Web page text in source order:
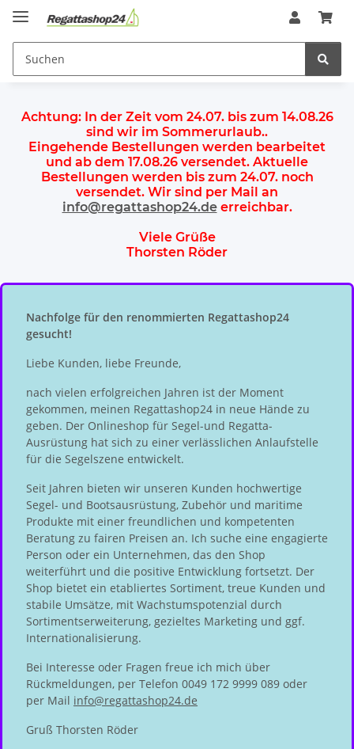
Achtung: In der Zeit vom 24.07. bis zum 14.08.26
sind wir im Sommerurlaub..
Eingehende Bestellungen werden bearbeitet
und ab dem 17.08.26 versendet. Aktuelle
Bestellungen werden bis zum 24.07.noch
versendet. Wir sind per Mail an
info@regattashop24.deerreichbar.
Viele Grüße
Thorsten Röder
Nachfolge für den renommierten Regattashop24
gesucht!
Liebe Kunden, liebe Freunde,
nach vielen erfolgreichen Jahren ist der Moment
gekommen, meinen Regattashop24 in neue Hände zu
geben. Der Onlineshop für Segel-und Regatta-
Ausrüstung hat sich zu einer verlässlichen Anlaufstelle
für die Segelszene entwickelt.
Seit Jahren bieten wir unseren Kunden hochwertige
Segel- und Bootsausrüstung, Zubehör und maritime
Produkte mit einer freundlichen und kompetenten
Beratung zu fairen Preisen an. Ich suche eine engagierte
Person oder ein Unternehmen, das den Shop
weiterführt und die positive Entwicklung fortsetzt. Der
Shop bietet ein etabliertes Sortiment, treue Kunden und
stabile Umsätze, mit Wachstumspotenzial durch
Sortimentserweiterung, gezieltes Marketing und ggf.
Internationalisierung.
Bei Interesse oder Fragen freue ich mich über
Rückmeldungen, per Telefon 0049 172 9999 089 oder
per Mail info@regattashop24.de
Gruß Thorsten Röder